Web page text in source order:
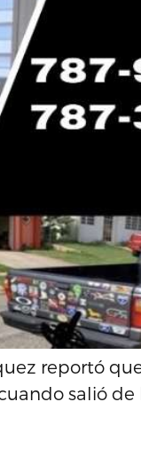
reportó
salió de